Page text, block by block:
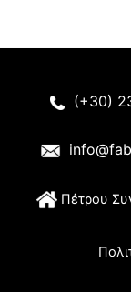
(+30)
Πέτρου